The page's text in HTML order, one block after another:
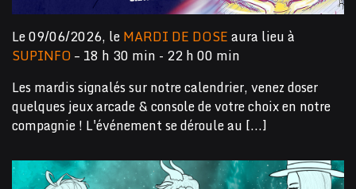
Le 09/06/2026, leMARDI DE DOSEaura lieu à
SUPINFO– 18 h 30 min - 22 h 00 min
Les mardis signalés sur notre calendrier, venez doser
quelques jeux arcade & console de votre choix en notre
compagnie ! L'événement se déroule au [...]